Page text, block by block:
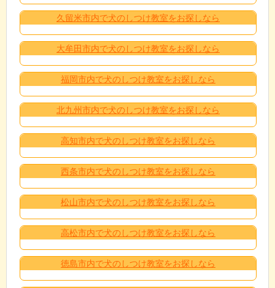
久留米市内で犬のしつけ教室をお探しなら
大牟田市内で犬のしつけ教室をお探しなら
福岡市内で犬のしつけ教室をお探しなら
北九州市内で犬のしつけ教室をお探しなら
高知市内で犬のしつけ教室をお探しなら
西条市内で犬のしつけ教室をお探しなら
松山市内で犬のしつけ教室をお探しなら
高松市内で犬のしつけ教室をお探しなら
徳島市内で犬のしつけ教室をお探しなら